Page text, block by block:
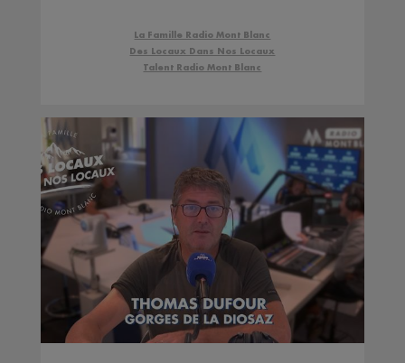
La Famille Radio Mont Blanc
Des Locaux Dans Nos Locaux
Talent Radio Mont Blanc